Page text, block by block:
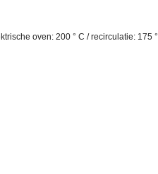
oven: 200 ° C / recirculatie: 175 °